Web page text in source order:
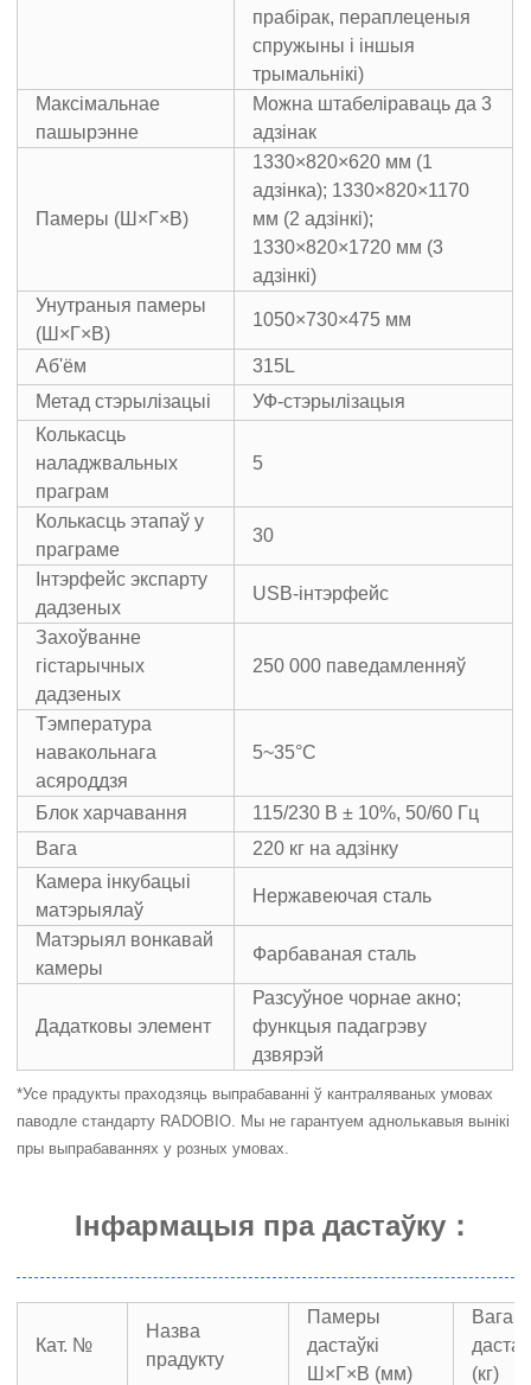
прабірак, пераплеценыя
спружыны і іншыя
трымальнікі)
Максімальнае
пашырэнне
Можна штабеліраваць да 3
адзінак
Памеры (Ш×Г×В)
1330×820×620 мм (1
адзінка); 1330×820×1170
мм (2 адзінкі);
1330×820×1720 мм (3
адзінкі)
Унутраныя памеры
(Ш×Г×В)
1050×730×475 мм
Аб'ём
315L
Метад стэрылізацыі
УФ-стэрылізацыя
Колькасць
наладжвальных
праграм
5
Колькасць этапаў у
праграме
30
Інтэрфейс экспарту
дадзеных
USB-інтэрфейс
Захоўванне
гістарычных
дадзеных
250 000 паведамленняў
Тэмпература
навакольнага
асяроддзя
5~35°C
Блок харчавання
115/230 В ± 10%, 50/60 Гц
Вага
220 кг на адзінку
Камера інкубацыі
матэрыялаў
Нержавеючая сталь
Матэрыял вонкавай
камеры
Фарбаваная сталь
Дадатковы элемент
Разсуўное чорнае акно;
функцыя падагрэву
дзвярэй
*Усе прадукты праходзяць выпрабаванні ў кантраляваных умовах
паводле стандарту RADOBIO. Мы не гарантуем аднолькавыя вынікі
пры выпрабаваннях у розных умовах.
Інфармацыя пра дастаўку ：
Кат. №
Назва
прадукту
Памеры
дастаўкі
Ш×Г×В (мм)
Вага
(кг)